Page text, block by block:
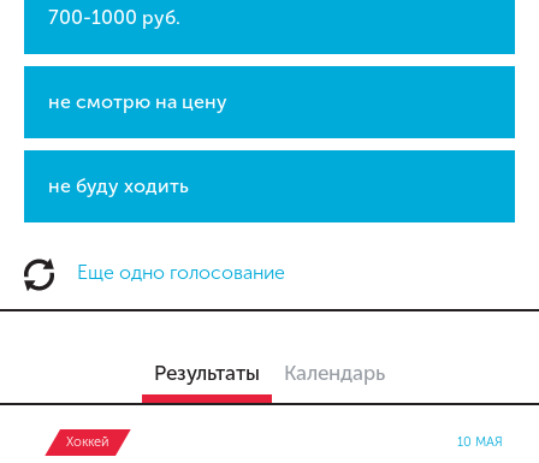
700-1000 руб.
не смотрю на цену
не буду ходить
Еще одно голосование
Результаты Календарь
Хоккей 10 МАЯ